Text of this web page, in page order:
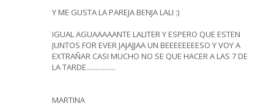
Y ME GUSTA LA PAREJA BENJA LALI :)
IGUAL AGUAAAAANTE LALITER Y ESPERO QUE ESTEN
JUNTOS FOR EVER JAJAJJAA UN BEEEEEEEESO Y VOY A
EXTRAÑAR CASI MUCHO NO SE QUE HACER A LAS 7 DE
LA TARDE................
MARTINA